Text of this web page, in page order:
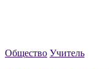
Общество Учитель